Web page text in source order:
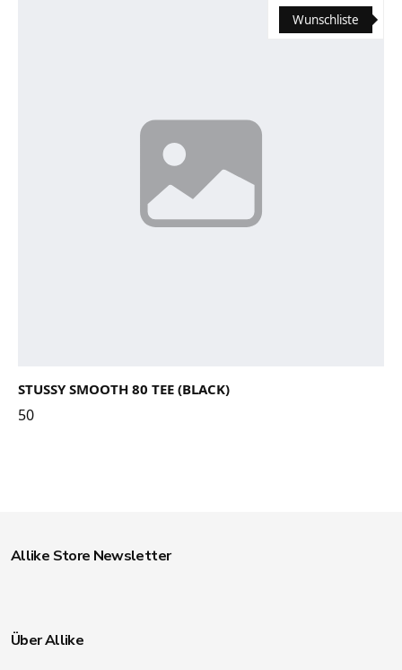
Wunschliste
STUSSY SMOOTH 80 TEE (BLACK)
50
Allike Store Newsletter
Über Allike